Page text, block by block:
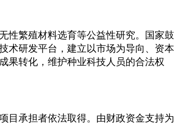
性繁殖材料选育等公益性研究。国家鼓
术研发平台，建立以市场为导向、资本
果转化，维护种业科技人员的合法权
目承担者依法取得。由财政资金支持为